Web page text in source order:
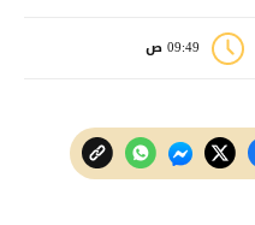
09:49 ص